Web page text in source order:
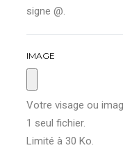
signe @.
IMAGE
Votre visage ou
1 seul fichier.
Limité à 30 Ko.